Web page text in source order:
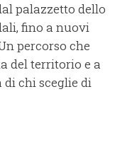
palazzetto dello
fino a nuovi
percorso che
del territorio e a
chi sceglie di